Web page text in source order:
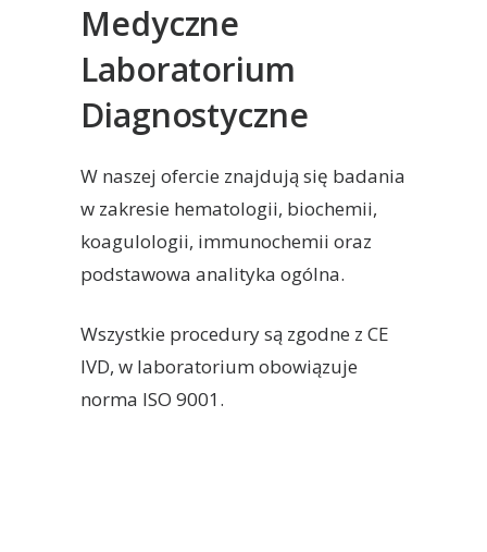
Medyczne
Laboratorium
Diagnostyczne
W naszej ofercie znajdują się badania
w zakresie hematologii, biochemii,
koagulologii, immunochemii oraz
podstawowa analityka ogólna.
Wszystkie procedury są zgodne z CE
IVD, w laboratorium obowiązuje
norma ISO 9001.